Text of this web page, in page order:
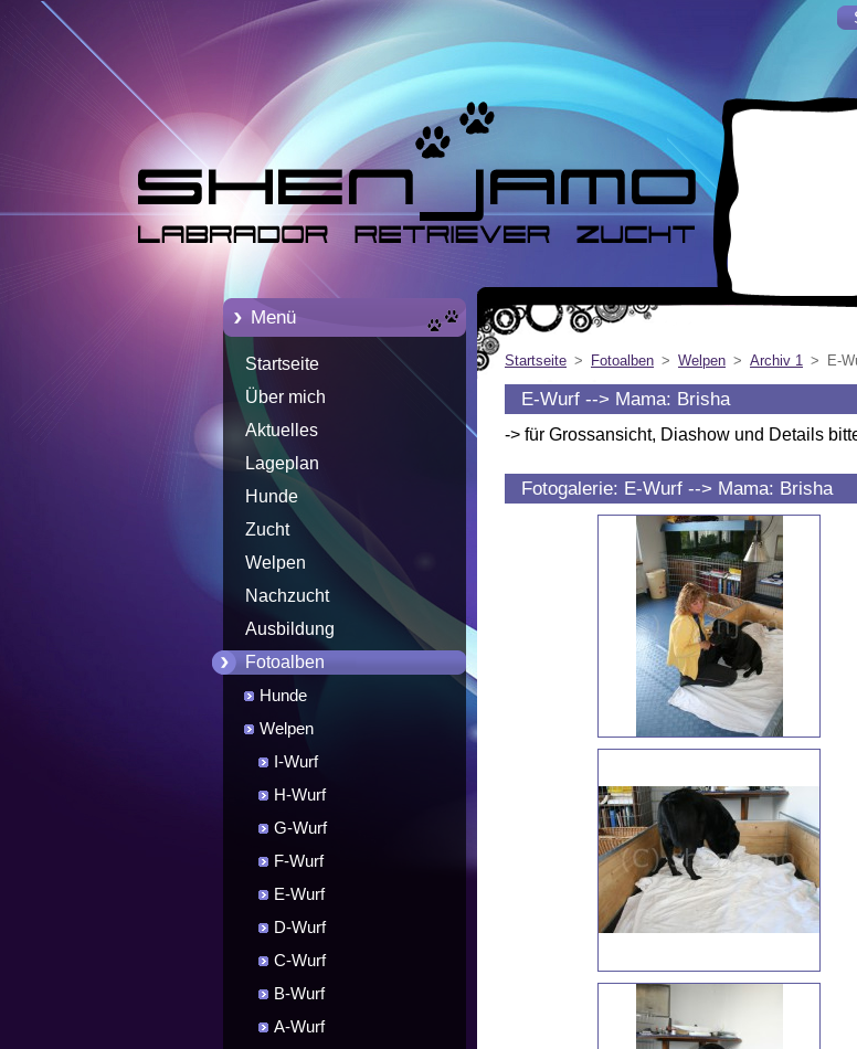
Menü
Startseite
Über mich
Aktuelles
Lageplan
Hunde
Zucht
Welpen
Nachzucht
Ausbildung
Fotoalben
Hunde
Welpen
I-Wurf
H-Wurf
G-Wurf
F-Wurf
E-Wurf
D-Wurf
C-Wurf
B-Wurf
A-Wurf
Startseite > Fotoalben > Welpen > Archiv 1 > E-
E-Wurf --> Mama: Brisha
-> für Grossansicht, Diashow und Details
Fotogalerie: E-Wurf --> Mama: Brisha